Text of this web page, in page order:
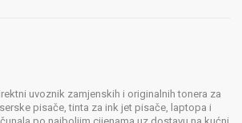
uvoznik zamjenskih i originalnih tonera za
pisače, tinta za ink jet pisače, laptopa i